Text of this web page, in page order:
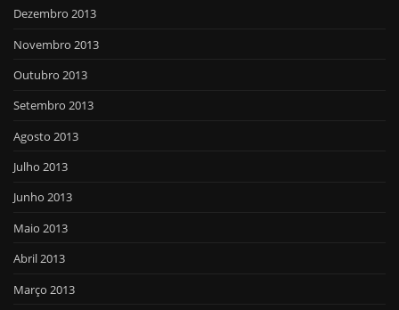
Dezembro 2013
Novembro 2013
Outubro 2013
Setembro 2013
Agosto 2013
Julho 2013
Junho 2013
Maio 2013
Abril 2013
Março 2013